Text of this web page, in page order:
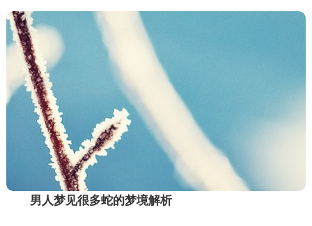
男人梦见很多蛇的梦境解析